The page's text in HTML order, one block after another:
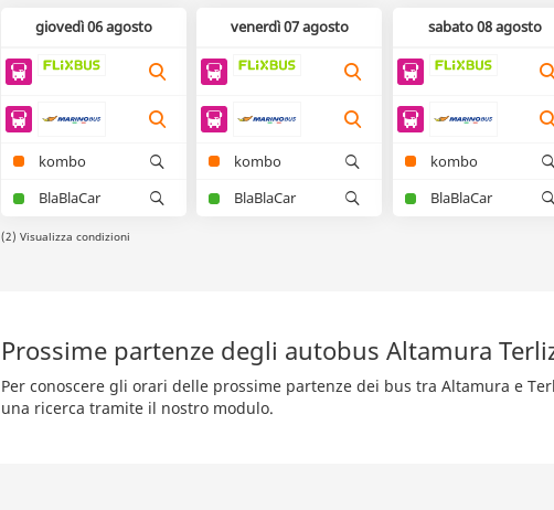
giovedì 06 agosto
kombo
BlaBlaCar
venerdì 07 agosto
kombo
BlaBlaCar
sabato 08 agosto
kombo
BlaBlaCar
(2) Visualizza condizioni
Prossime partenze degli autobus Altamura
Per conoscere gli orari delle prossime partenze dei bus tra Altamura e
una ricerca tramite il nostro modulo.